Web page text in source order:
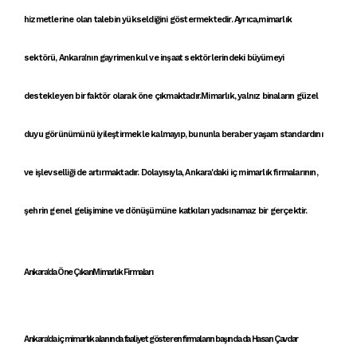
hizmetlerine olan talebin yükseldiğini göstermektedir. Ayrıca,mimarlık
sektörü,Ankara'nın gayrimenkul ve inşaat sektörlerindeki büyümeyi
destekleyen bir faktör olarak öne çıkmaktadır.Mimarlık, yalnız binaların güzel
duyu görünümünü iyileştirmekle kalmayıp, bununla beraber yaşam standardını
ve işlevselliği de artırmaktadır. Dolayısıyla,Ankara'daki iç mimarlık firmalarının,
şehrin genel gelişimine ve dönüşümüne katkıları yadsınamaz bir gerçektir.
Ankara'da Öne ÇıkanMimarlık Firmaları
Ankara'da iç mimarlık alanında faaliyet gösterenfirmaların başında daHasan Çavdar